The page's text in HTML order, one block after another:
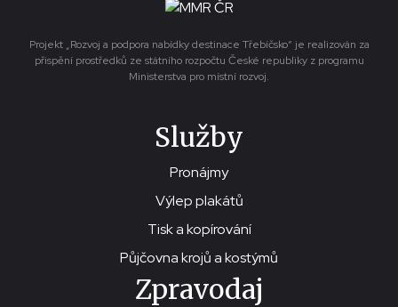
Projekt „Rozvoj a podpora nabídky destinace Třebíčsko“ je realizován za
přispění prostředků ze státního rozpočtu České republiky z programu
Ministerstva pro místní rozvoj.
Služby
Pronájmy
Výlep plakátů
Tisk a kopírování
Půjčovna krojů a kostýmů
Zpravodaj